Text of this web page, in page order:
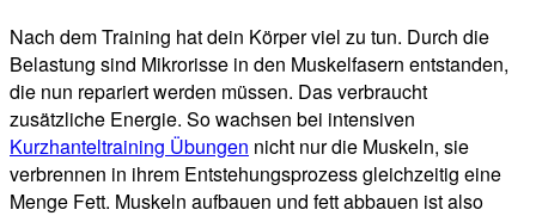
Nach dem Training hat dein Körper viel zu tun. Durch die
Belastung sind Mikrorisse in den Muskelfasern entstanden,
die nun repariert werden müssen. Das verbraucht
zusätzliche Energie. So wachsen bei intensiven
Kurzhanteltraining Übungen nicht nur die Muskeln, sie
verbrennen in ihrem Entstehungsprozess gleichzeitig eine
Menge Fett. Muskeln aufbauen und fett abbauen ist also